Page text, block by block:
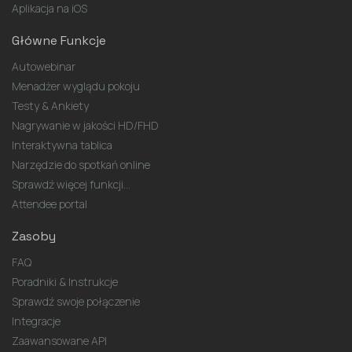
Aplikacja na iOS
Główne Funkcje
Autowebinar
Menadżer wyglądu pokoju
Testy & Ankiety
Nagrywanie w jakości HD/FHD
Interaktywna tablica
Narzędzie do spotkań online
Sprawdź więcej funkcji...
Attendee portal
Zasoby
FAQ
Poradniki & Instrukcje
Sprawdź swoje połączenie
Integracje
Zaawansowane API